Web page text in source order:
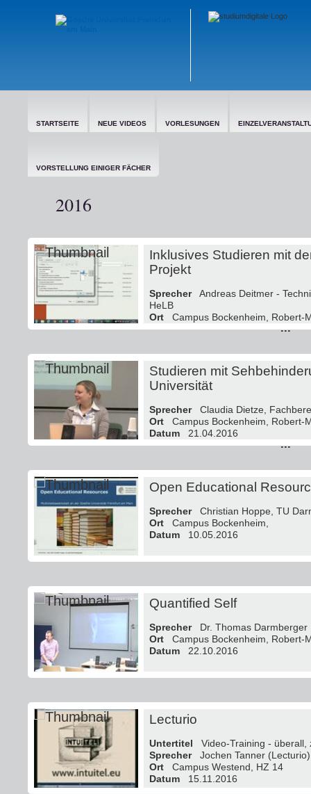
STARTSEITE NEUE VIDEOS VORLESUNGEN
VORSTELLUNG EINIGER FÄCHER
2016
Inklusives Studieren mit
Projekt
SprecherAndreas Deitmer -
HeLB
Ort Campus Bockenheim, Robert-
Datum19.04.2016 ...
Studieren mit
Universität
SprecherClaudia Dietze,
Ort Campus Bockenheim, Robert-
Datum 21.04.2016
...
Open Educational
SprecherChristian Hoppe, TU
Ort Campus Bockenheim,
Datum 10.05.2016
Quantified Self
SprecherDr. Thomas Darmberger
Ort Campus Bockenheim, Robert-
Datum 22.10.2016
Lecturio
Untertitel Video-Training - überall,
SprecherJochen Tanner (Lecturio)
Ort Campus Westend, HZ 14
Datum 15.11.2016